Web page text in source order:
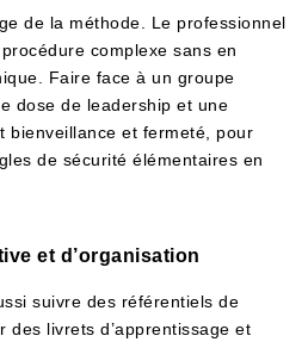
de la méthode. Le professionnel
complexe sans en
Faire face à un groupe
dose de leadership et une
bienveillance et fermeté, pour
de sécurité élémentaires en
et d’organisation
suivre des référentiels de
des livrets d’apprentissage et